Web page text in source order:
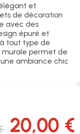
et
de décoration
avec des
épuré et
tout type de
murale permet de
ambiance chic
20,00 €